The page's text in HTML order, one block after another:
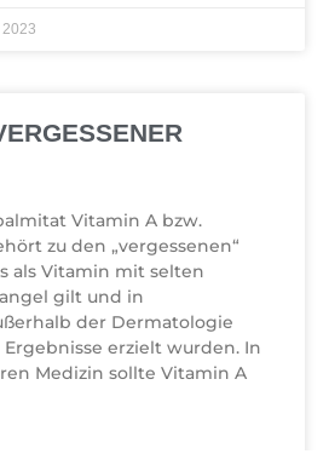
Vitamin A bzw.
zu den „vergessenen“
als Vitamin mit selten
gilt und in
der Dermatologie
erzielt wurden. In
Medizin sollte Vitamin A